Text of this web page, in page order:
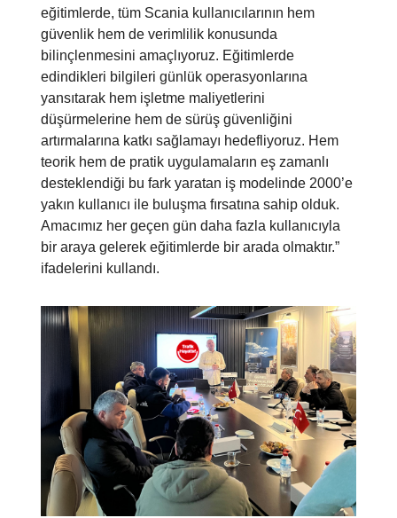
eğitimlerde, tüm Scania kullanıcılarının hem
güvenlik hem de verimlilik konusunda
bilinçlenmesini amaçlıyoruz. Eğitimlerde
edindikleri bilgileri günlük operasyonlarına
yansıtarak hem işletme maliyetlerini
düşürmelerine hem de sürüş güvenliğini
artırmalarına katkı sağlamayı hedefliyoruz. Hem
teorik hem de pratik uygulamaların eş zamanlı
desteklendiği bu fark yaratan iş modelinde 2000’e
yakın kullanıcı ile buluşma fırsatına sahip olduk.
Amacımız her geçen gün daha fazla kullanıcıyla
bir araya gelerek eğitimlerde bir arada olmaktır.”
ifadelerini kullandı.